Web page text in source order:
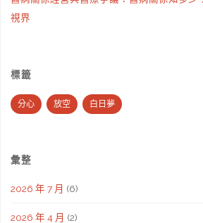
視界
標籤
分心 放空 白日夢
彙整
2026 年 7 月 (6)
2026 年 4 月 (2)